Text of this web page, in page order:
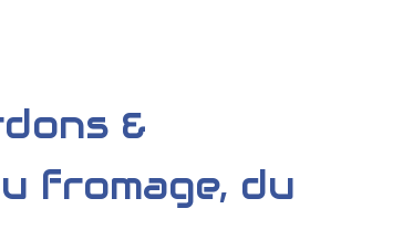
&
fromage, du